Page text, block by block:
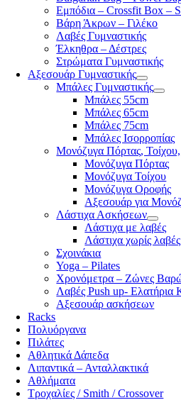
Εμπόδια – Crossfit Box –
Βάρη Άκρων – Γιλέκο
Λαβές Γυμναστικής
Έλκηθρα – Δέστρες
Στρώματα Γυμναστικής
Αξεσουάρ Γυμναστικής
Μπάλες Γυμναστικής
Μπάλες 55cm
Μπάλες 65cm
Μπάλες 75cm
Μπάλες Ισορροπίας
Μονόζυγα Πόρτας,
Μονόζυγα Πόρτας
Μονόζυγα Τοίχου
Μονόζυγα Οροφής
Αξεσουάρ για
Λάστιχα Ασκήσεων
Λάστιχα με λαβές
Λάστιχα χωρίς λαβές
Σχοινάκια
Yoga – Pilates
Χρονόμετρα – Ζώνες
Λαβές Push up- Ελατήρια
Αξεσουάρ ασκήσεων
Racks
Πολυόργανα
Πιλάτες
Αθλητικά Δάπεδα
Λιπαντικά – Ανταλλακτικά
Αθλήματα
Τροχαλίες / Smith / Crossover